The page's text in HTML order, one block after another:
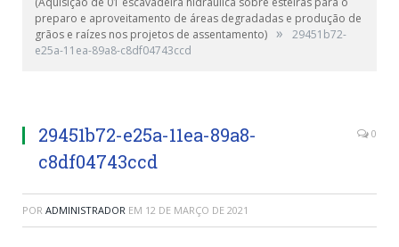
preparo e aproveitamento de áreas degradadas e produção de
grãos e raízes nos projetos de assentamento) »
29451b72-
e25a-11ea-89a8-c8df04743ccd
29451b72-e25a-11ea-89a8-
c8df04743ccd
0
POR ADMINISTRADOR EM 12 DE MARÇO DE 2021